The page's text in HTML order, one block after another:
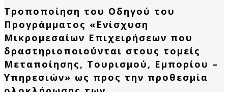
Τροποποίηση του Οδηγού του
Προγράμματος «Ενίσχυση
Μικρομεσαίων Επιχειρήσεων που
δραστηριοποιούνται στους τομείς
Μεταποίησης, Τουρισμού, Εμπορίου –
Υπηρεσιών» ως προς την προθεσμία